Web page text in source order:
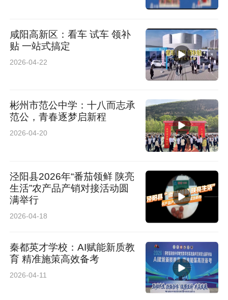
咸阳高新区：看车 试车 领补
贴 一站式搞定
2026-04-22
彬州市范公中学：十八而志承
范公，青春逐梦启新程
2026-04-20
泾阳县2026年“番茄领鲜 陕亮
生活”农产品产销对接活动圆
满举行
2026-04-18
秦都英才学校：AI赋能新质教
育 精准施策高效备考
2026-04-11